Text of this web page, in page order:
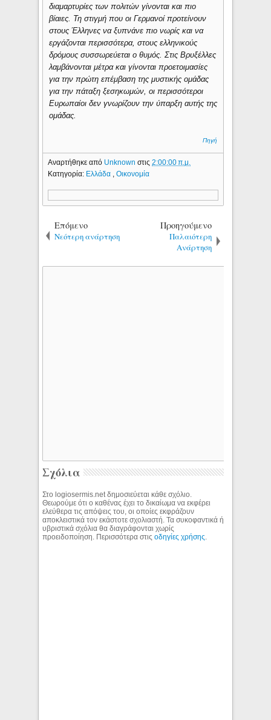
διαμαρτυρίες των πολιτών γίνονται και πιο
βίαιες. Τη στιγμή που οι Γερμανοί προτείνουν
στους Έλληνες να ξυπνάνε πιο νωρίς και να
εργάζονται περισσότερα, στους ελληνικούς
δρόμους συσσωρεύεται ο θυμός. Στις Βρυξέλλες
λαμβάνονται μέτρα και γίνονται προετοιμασίες
για την πρώτη επέμβαση της μυστικής ομάδας
για την πάταξη ξεσηκωμών, οι περισσότεροι
Ευρωπαίοι δεν γνωρίζουν την ύπαρξη αυτής της
ομάδας.
Πηγή
Αναρτήθηκε από Unknownστις2:00:00 π.μ.
Κατηγορία: Ελλάδα ,Οικονομία
Επόμενο
Νεότερη ανάρτηση
Προηγούμενο
Παλαιότερη
Ανάρτηση
Σχόλια
Στο logiosermis.net δημοσιεύεται κάθε σχόλιο.
Θεωρούμε ότι ο καθένας έχει το δικαίωμα να εκφέρει
ελεύθερα τις απόψεις του, οι οποίες εκφράζουν
αποκλειστικά τον εκάστοτε σχολιαστή. Τα συκοφαντικά ή
υβριστικά σχόλια θα διαγράφονται χωρίς
προειδοποίηση. Περισσότερα στιςοδηγίες χρήσης.